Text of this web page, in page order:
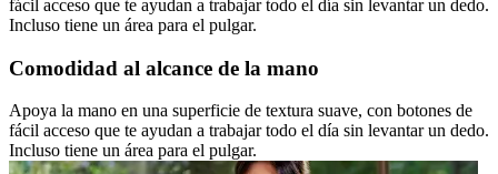
fácil acceso que te ayudan a trabajar todo el día sin levantar un dedo.
Incluso tiene un área para el pulgar.
Comodidad al alcance de la mano
Apoya la mano en una superficie de textura suave, con botones de
fácil acceso que te ayudan a trabajar todo el día sin levantar un dedo.
Incluso tiene un área para el pulgar.